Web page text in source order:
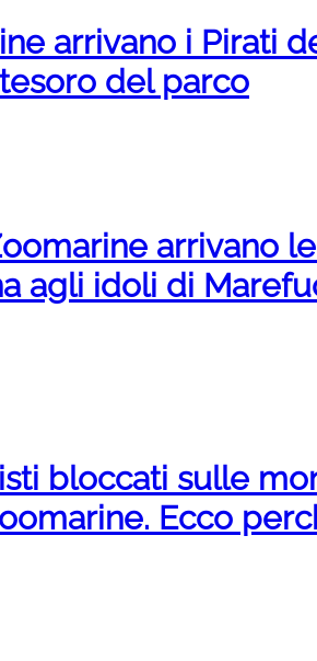
arrivano i Pirati
del parco
arrivano
agli idoli di
bloccati sulle
Ecco